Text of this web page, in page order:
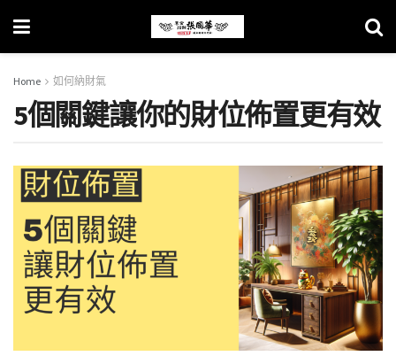
Home 如何納財氣
5個關鍵讓你的財位佈置更有效